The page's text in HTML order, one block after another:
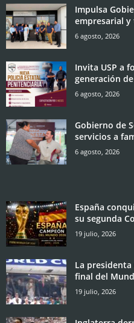
Impulsa
empresarial y
6 agosto, 2026
Invita USP a
generación
6 agosto, 2026
Gobierno de
servicios a
6 agosto, 2026
España
su segunda
19 julio, 2026
La presidenta
final del
19 julio, 2026